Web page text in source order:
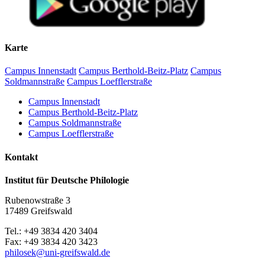
Begrüßung und Einführung
10.40–12.15 Uhr:
Matthias Vollmer (Greifswald): Zur pommerschen
Flurnamenforschung
Katharina Oelze / Friederike Burmann (Greifswald): Das
digitale vorpommersche Flurnamenbuch
Mittagspause
13.00–14.00 Uhr
Martin Lichtwark (Rostock): Digitale Deskribierung des
Initiative
historischen Amtes Eldena in den Akten der akademischen
Präfekturial– und Patronatsverwaltung im Greifswalder
Kaffeepause
Karte
Campus Innenstadt Campus Berthold-Beitz-Platz Campus
Soldmannstraße Campus Loefflerstraße
Campus Innenstadt
Campus Berthold-Beitz-Platz
Campus Soldmannstraße
Campus Loefflerstraße
Kontakt
Institut für Deutsche Philologie
Rubenowstraße 3
17489 Greifswald
Tel.: +49 3834 420 3404
Fax: +49 3834 420 3423
philosek@uni-greifswald.de